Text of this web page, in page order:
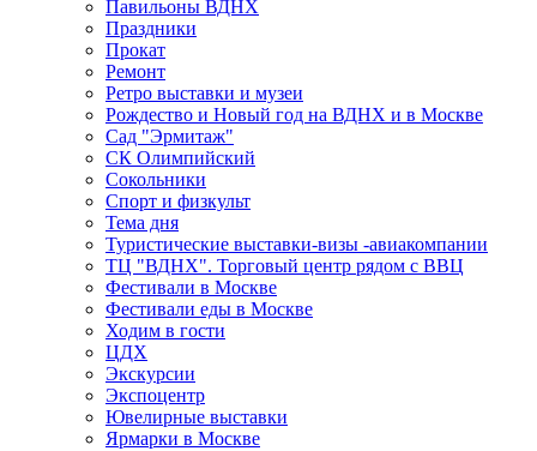
Павильоны ВДНХ
Праздники
Прокат
Ремонт
Ретро выставки и музеи
Рождество и Новый год на ВДНХ и в Москве
Сад "Эрмитаж"
СК Олимпийский
Сокольники
Спорт и физкульт
Тема дня
Туристические выставки-визы -авиакомпании
ТЦ "ВДНХ". Торговый центр рядом с ВВЦ
Фестивали в Москве
Фестивали еды в Москве
Ходим в гости
ЦДХ
Экскурсии
Экспоцентр
Ювелирные выставки
Ярмарки в Москве